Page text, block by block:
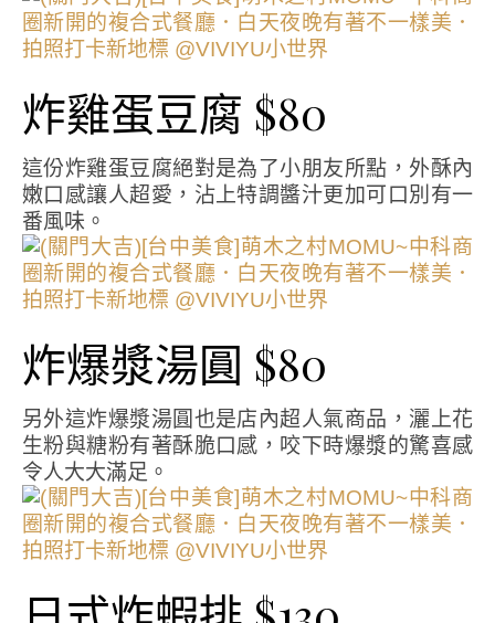
炸雞蛋豆腐 $80
這份炸雞蛋豆腐絕對是為了小朋友所點，外酥內
嫩口感讓人超愛，沾上特調醬汁更加可口別有一
番風味。
炸爆漿湯圓 $80
另外這炸爆漿湯圓也是店內超人氣商品，灑上花
生粉與糖粉有著酥脆口感，咬下時爆漿的驚喜感
令人大大滿足。